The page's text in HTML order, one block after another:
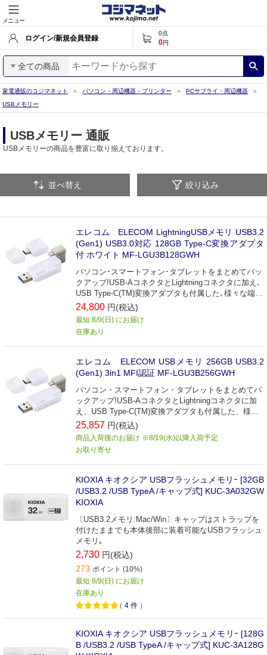
メニュー
ログイン/新規会員登録
0点
0円
全ての商品
家電通販のコジマネット パソコン・周辺機器・プリンター
PCサプライ・周辺機器
USBメモリー
USBメモリー 通販
USBメモリーの商品を豊富に取り揃えております。
並べ替え 絞り込み
エレコム ELECOM LightningUSBメモリ USB3.2
(Gen1) USB3.0対応 128GB Type-C変換アダプタ
付 ホワイト MF-LGU3B128GWH
パソコン･スマートフォン･タブレットをまとめてバッ
クアップ!USB-AコネクタとLightningコネクタに加え､
USB Type-C(TM)変換アダプタも付属した､様々な端末
でマルチに使えるUSB3.2(Gen1)メモリ｡
24,800 円(税込)
最短 8/9(日) にお届け
在庫あり
エレコム ELECOM USBメモリ 256GB USB3.2
(Gen1) 3in1 MFI認証 MF-LGU3B256GWH
パソコン・スマートフォン・タブレットをまとめてバ
ックアップ!USB-AコネクタとLightningコネクタに加
え、USB Type-C(TM)変換アダプタも付属した、様々
な端末でマルチに使えるUSB3.2(Gen1)メモリ
25,857 円(税込)
商品入荷後のお届け ※8/19(水)以降入荷予定
お取り寄せ
KIOXIA キオクシア USBフラッシュメモリｰ [32GB
/USB3.2 /USB TypeA /キャップ式] KUC-3A032GW
KIOXIA
〔USB3.2メモリ:Mac/Win〕キャップはストラップを
付けたままでも本体後部に装着可能なUSBフラッシュ
メモリ｡
2,730 円(税込)
273 ポイント (10%)
最短 8/9(日) にお届け
在庫あり
（ 4 件 ）
KIOXIA キオクシア USBフラッシュメモリｰ [128G
B /USB3.2 /USB TypeA /キャップ式] KUC-3A128G